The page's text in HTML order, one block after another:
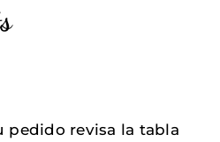
pedido revisa la tabla